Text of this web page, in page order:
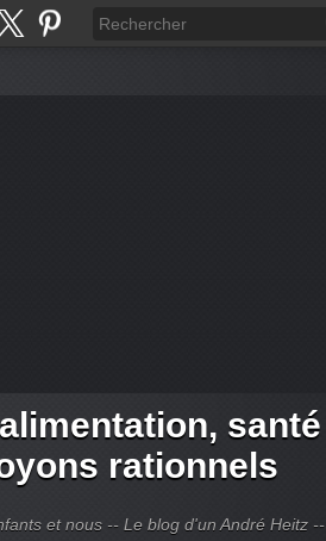
santé
rationnels
et nous -- Le blog d'un André Heitz --